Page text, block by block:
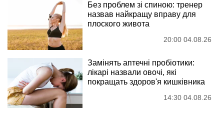
Без проблем зі спиною: тренер
назвав найкращу вправу для
плоского живота
20:00 04.08.26
Замінять аптечні пробіотики:
лікарі назвали овочі, які
покращать здоров'я кишківника
14:30 04.08.26